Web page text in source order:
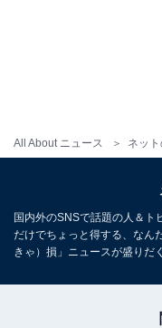
All About ニュース ネッ
国内外のSNSで話題の人＆ト
だけでちょっと得する、なん
きゃ）損」ニュースが盛りだ